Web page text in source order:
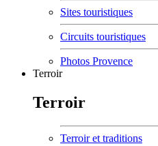
Sites touristiques
Circuits touristiques
Photos Provence
Terroir
Terroir
Terroir et traditions